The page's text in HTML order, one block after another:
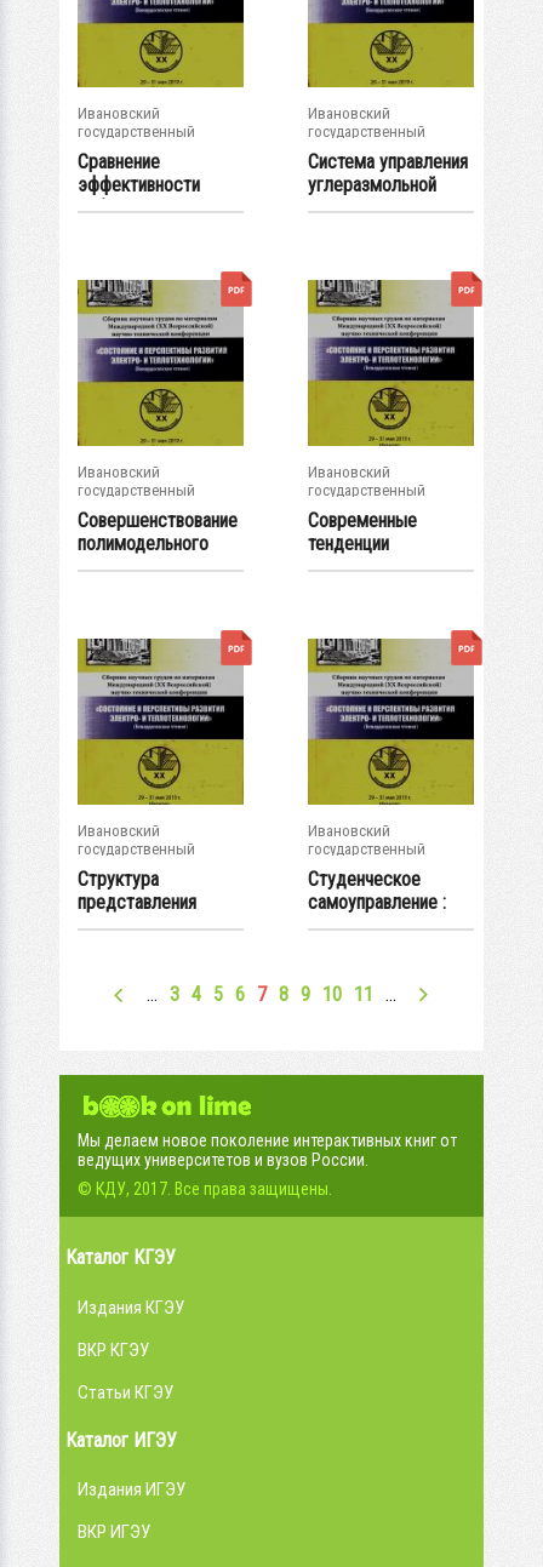
Ивановский
государственный
энергетический...
Сравнение
эффективности
работы
Ивановский
государственный
энергетический...
Система управления
углеразмольной
мельницей с...
Ивановский
государственный
энергетический...
Совершенствование
полимодельного
комплекса для...
Ивановский
государственный
энергетический...
Современные
тенденции
коммуникационной
Ивановский
государственный
энергетический...
Структура
представления
студентов о
Ивановский
государственный
энергетический...
Студенческое
самоуправление :
переосмысление...
… 3 4 5 6 7 8 9 10 11 …
Мы делаем новое поколение интерактивных книг от
ведущих университетов и вузов России.
© КДУ, 2017. Все права защищены.
Каталог КГЭУ
Издания КГЭУ
ВКР КГЭУ
Статьи КГЭУ
Каталог ИГЭУ
Издания ИГЭУ
ВКР ИГЭУ